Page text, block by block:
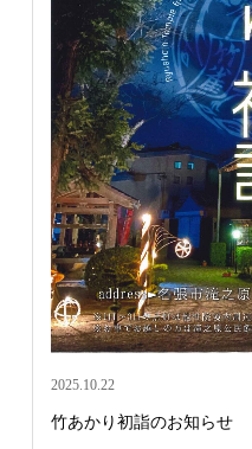
2025.10.22
竹あかり初詣のお知らせ